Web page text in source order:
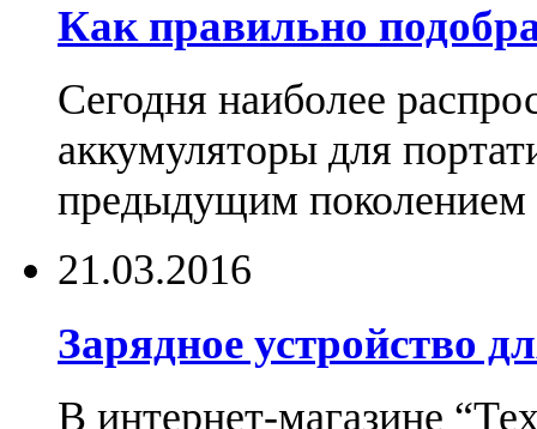
Как правильно
Сегодня наиболее
аккумуляторы для
предыдущим поколением
21.03.2016
Зарядное устройство
В интернет-магазине